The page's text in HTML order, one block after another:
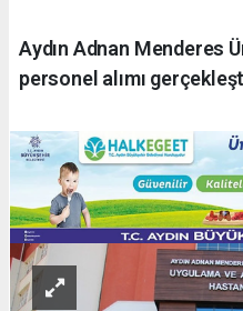
Aydın Adnan Menderes
personel alımı